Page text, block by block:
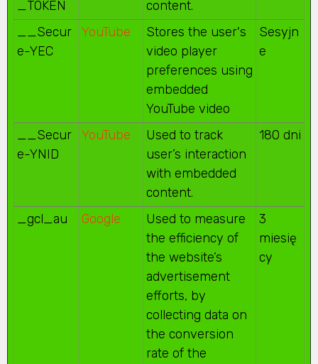
_TOKEN
content.
__Secur
e-YEC
YouTube
Stores the user's
video player
preferences using
embedded
YouTube video
Sesyjn
e
__Secur
e-YNID
YouTube
Used to track
user’s interaction
with embedded
content.
180 dni
_gcl_au Google
Used to measure
the efficiency of
the website’s
advertisement
efforts, by
collecting data on
the conversion
rate of the
3
miesię
cy